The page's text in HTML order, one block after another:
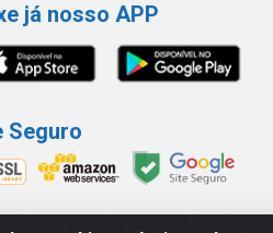
já nosso APP
Seguro